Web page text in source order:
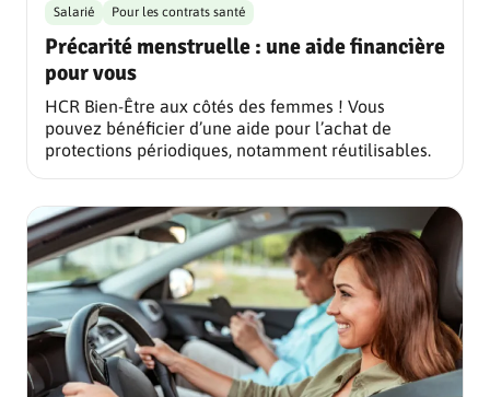
Précarité menstruelle : une aide financière
pour vous
Salarié Pour les contrats santé
HCR Bien-Être aux côtés des femmes ! Vous
pouvez bénéficier d’une aide pour l’achat de
protections périodiques, notamment réutilisables.